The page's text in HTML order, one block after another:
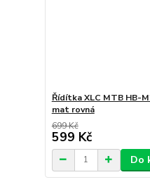
Řídítka XLC MTB HB-
mat rovná
699 Kč
599 Kč
Do